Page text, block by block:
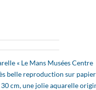
« Le Mans Musées Centre
belle reproduction sur papier
cm, une jolie aquarelle